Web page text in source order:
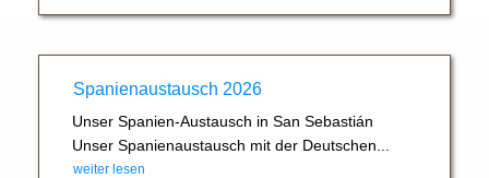
Spanienaustausch 2026
Unser Spanien-Austausch in San Sebastián
Unser Spanienaustausch mit der Deutschen...
weiter lesen